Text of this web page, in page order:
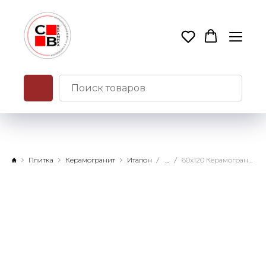
Плитка Керамогранит Италон